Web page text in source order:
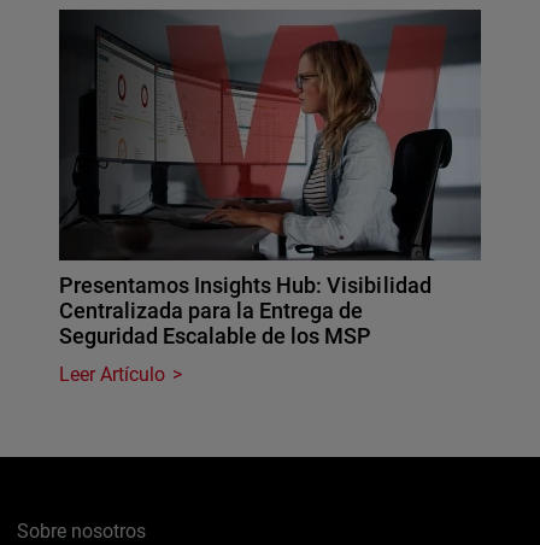
Presentamos Insights Hub: Visibilidad
Centralizada para la Entrega de
Seguridad Escalable de los MSP
Leer Artículo
Sobre nosotros